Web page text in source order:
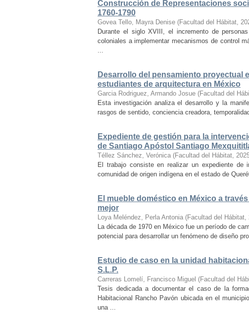
Construcción de Representaciones
1760-1790
Govea Tello, Mayra Denise (Facultad del Hábitat,
Durante el siglo XVIII, el incremento de
coloniales a implementar mecanismos de control
...
Desarrollo del pensamiento proyectual
estudiantes de arquitectura en México
Garcia Rodriguez, Armando Josue (Facultad del
Esta investigación analiza el desarrollo y la
rasgos de sentido, conciencia creadora,
Expediente de gestión para la
de Santiago Apóstol Santiago
Téllez Sánchez, Verónica (Facultad del Hábitat,
El trabajo consiste en realizar un expediente de
comunidad de origen indígena en el estado de
El mueble doméstico en México a
mejor
Loya Meléndez, Perla Antonia (Facultad del Hábitat,
La década de 1970 en México fue un período de
potencial para desarrollar un fenómeno de diseño
Estudio de caso en la unidad
S.L.P.
Carreras Lomelí, Francisco Miguel (Facultad del
Tesis dedicada a documentar el caso de la
Habitacional Rancho Pavón ubicada en el
una ...